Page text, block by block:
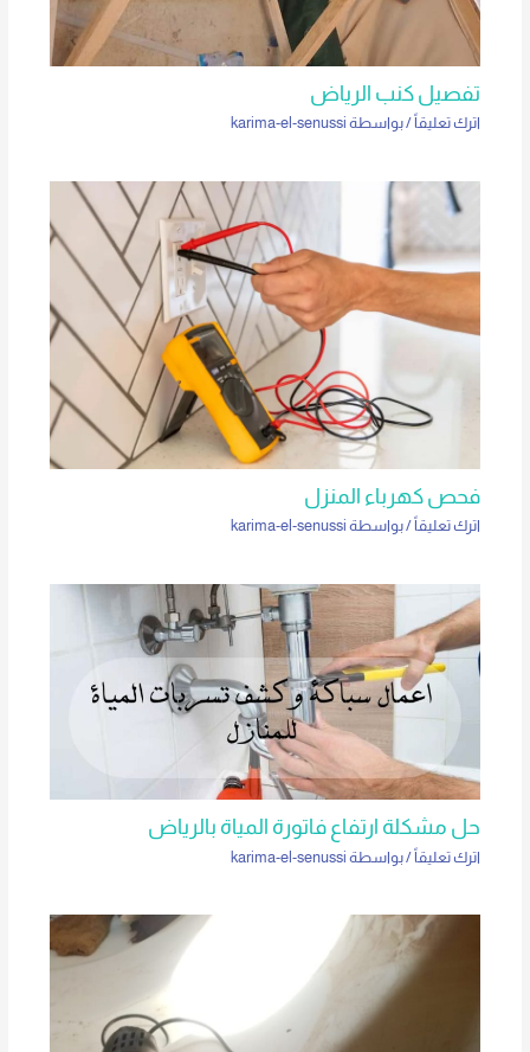
تفصيل كنب الرياض
اترك تعليقاً / بواسطة karima-el-senussi
فحص كهرباء المنزل
اترك تعليقاً / بواسطة karima-el-senussi
حل مشكلة ارتفاع فاتورة المياة بالرياض
اترك تعليقاً/ بواسطة karima-el-senussi